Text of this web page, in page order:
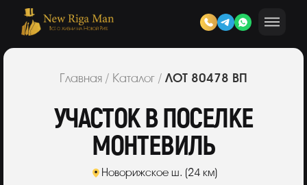
Главная / Каталог / ЛОТ 80478 ВП
УЧАСТОК В ПОСЕЛКЕ
МОНТЕВИЛЬ
Новорижское ш. (24 км)